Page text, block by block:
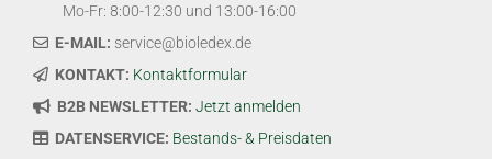
Mo-Fr: 8:00-12:30 und 13:00-16:00
E-MAIL: service@bioledex.de
KONTAKT: Kontaktformular
B2B NEWSLETTER: Jetzt anmelden
DATENSERVICE: Bestands- & Preisdaten